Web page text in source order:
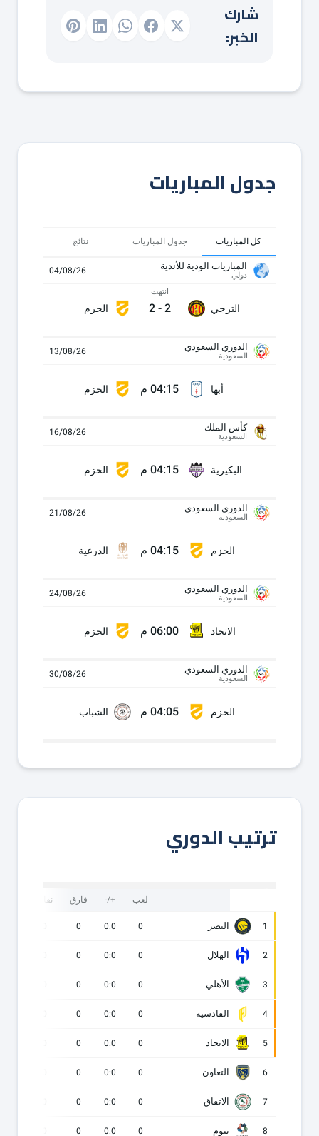
شارك
الخبر:
جدول المباريات
كل المباريات جدول المباريات نتائج
المباريات الودية للأندية
دولي 04/08/26
الترجي
انتهت
2
-
2 الحزم
الدوري السعودي
السعودية 13/08/26
أبها 04:15 م الحزم
كأس الملك
السعودية 16/08/26
البكيرية 04:15 م الحزم
الدوري السعودي
السعودية 21/08/26
الحزم 04:15 م الدرعية
الدوري السعودي
السعودية 24/08/26
الاتحاد 06:00 م الحزم
الدوري السعودي
السعودية 30/08/26
الحزم 04:05 م الشباب
ترتيب الدوري
لعب +/- فارق نقاط
1 النصر 0
0:0
0
2 الهلال 0
0:0
0
3 الأهلي 0
0:0
0
4 القادسية 0
0:0
0
5 الاتحاد 0
0:0
0
6 التعاون 0
0:0
0
7 الاتفاق 0
0:0
0
8 نيوم 0
0:0
0